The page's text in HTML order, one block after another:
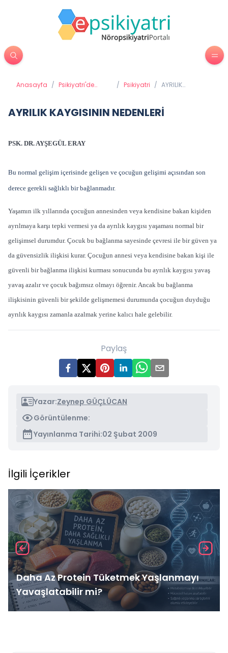
Anasayfa / Psikiyatri'de
/ Psikiyatri / AYRILIK
AYRILIK KAYGISININ NEDENLERİ
PSK. DR. AYŞEGÜL ERAY
Bu normal gelişim içerisinde gelişen ve çocuğun gelişimi açısından son
derece gerekli sağlıklı bir bağlanmadır.
Yaşamın ilk yıllarında çocuğun annesinden veya kendisine bakan kişiden
ayrılmaya karşı tepki vermesi ya da ayrılık kaygısı yaşaması normal bir
gelişimsel durumdur. Çocuk bu bağlanma sayesinde çevresi ile bir güven ya
da güvensizlik ilişkisi kurar. Çocuğun annesi veya kendisine bakan kişi ile
güvenli bir bağlanma ilişkisi kurması sonucunda bu ayrılık kaygısı yavaş
yavaş azalır ve çocuk bağımsız olmayı öğrenir. Ancak bu bağlanma
ilişkisinin güvenli bir şekilde gelişmemesi durumunda çocuğun duyduğu
ayrılık kaygısı zamanla azalmak yerine kalıcı hale gelebilir.
Paylaş
Yazar:Zeynep GÜÇLÜCAN
Görüntülenme:
Yayınlanma Tarihi:02 Şubat 2009
İlgili İçerikler
Daha Az Protein Tüketmek Yaşlanmayı
Yavaşlatabilir mi?